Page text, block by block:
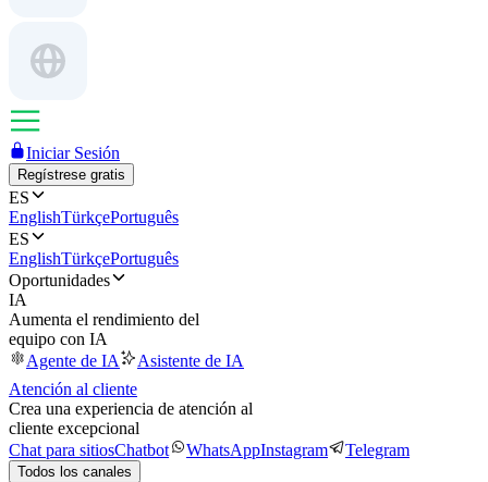
Iniciar Sesión
Regístrese gratis
ES
EnglishTürkçePortuguês
ES
EnglishTürkçePortuguês
Oportunidades
IA
Aumenta el rendimiento del
equipo con IA
Agente de IA
Asistente de IA
Atención al cliente
Crea una experiencia de atención al
cliente excepcional
Chat para sitiosChatbot WhatsAppInstagram Telegram
Todos los canales